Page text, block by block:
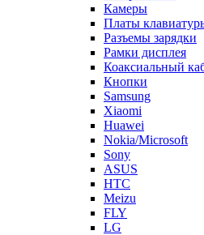
Коаксиальный
Кнопки
Samsung
Xiaomi
Huawei
Nokia/Microsoft
Sony
ASUS
HTC
Meizu
FLY
LG
Lenovo
Sony Ericsson
Alcatel
ZTE